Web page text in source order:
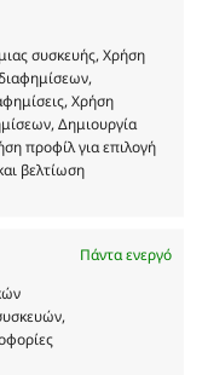
συσκευής, Χρήση
Χρήση
Δημιουργία
προφίλ για επιλογή
βελτίωση
Πάντα ενεργό